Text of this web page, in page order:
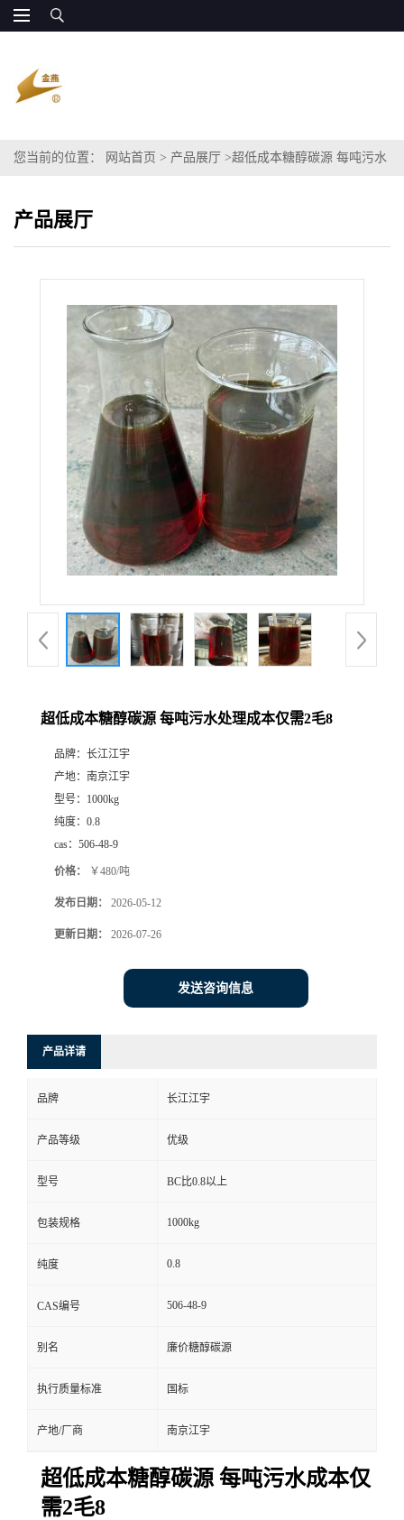
您当前的位置： 网站首页 > 产品展厅 >超低成本糖醇碳源 每吨污水
产品展厅
超低成本糖醇碳源 每吨污水处理成本仅需2毛8
品牌： 长江江宇
产地： 南京江宇
型号： 1000kg
纯度： 0.8
cas： 506-48-9
价格： ￥480/吨
发布日期： 2026-05-12
更新日期： 2026-07-26
发送咨询信息
产品详请
品牌 长江江宇
产品等级 优级
型号 BC比0.8以上
包装规格 1000kg
纯度 0.8
CAS编号 506-48-9
别名 廉价糖醇碳源
执行质量标准 国标
产地/厂商 南京江宇
超低成本糖醇碳源 每吨污水成本仅
需2毛8